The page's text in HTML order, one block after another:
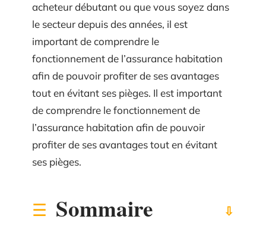
acheteur débutant ou que vous soyez dans
le secteur depuis des années, il est
important de comprendre le
fonctionnement de l’assurance habitation
afin de pouvoir profiter de ses avantages
tout en évitant ses pièges. Il est important
de comprendre le fonctionnement de
l’assurance habitation afin de pouvoir
profiter de ses avantages tout en évitant
ses pièges.
Sommaire